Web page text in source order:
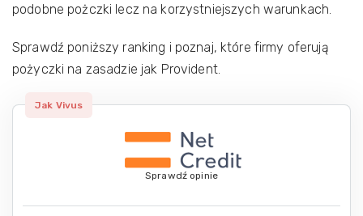
podobne pożczki lecz na korzystniejszych warunkach.
Sprawdź poniższy ranking i poznaj, które firmy oferują
pożyczki na zasadzie jak Provident.
Jak Vivus
Sprawdź opinie